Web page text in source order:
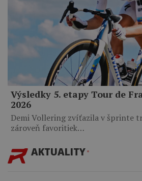
Výsledky 5. etapy Tour de
2026
Demi Vollering zvíťazila v šprinte
zároveň favoritiek…
AKTUALITY